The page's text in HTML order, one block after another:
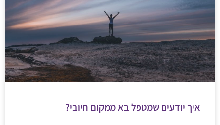
איך יודעים שמטפל בא ממקום חיובי?